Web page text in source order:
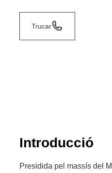
Trucar
Introducció
Presidida pel massís del